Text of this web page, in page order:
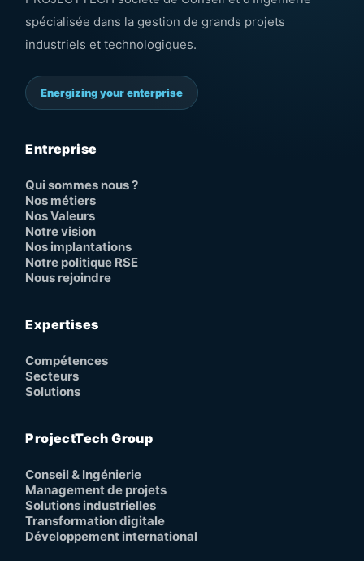
spécialisée dans la gestion de grands projets
industriels et technologiques.
Energizing your enterprise
Entreprise
Qui sommes nous ?
Nos métiers
Nos Valeurs
Notre vision
Nos implantations
Notre politique RSE
Nous rejoindre
Expertises
Compétences
Secteurs
Solutions
ProjectTech Group
Conseil & Ingénierie
Management de projets
Solutions industrielles
Transformation digitale
Développement international